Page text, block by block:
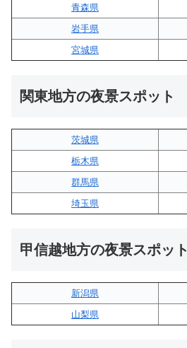
青森県
岩手県
宮城県
関東地方の夜景スポット
茨城県
栃木県
群馬県
埼玉県
甲信越地方の夜景スポット
新潟県
山梨県